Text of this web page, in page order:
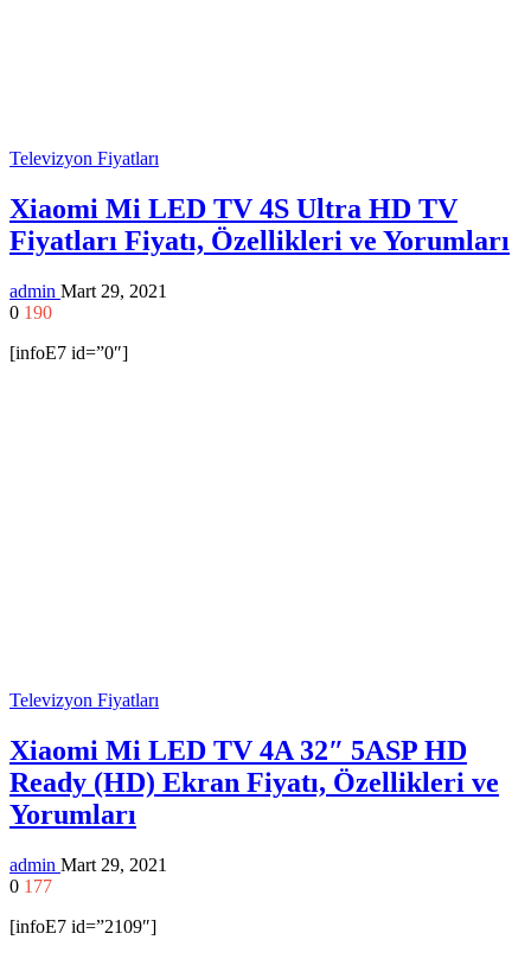
Televizyon Fiyatları
Xiaomi Mi LED TV 4S Ultra HD TV
Fiyatları Fiyatı, Özellikleri ve Yorumları
admin Mart 29, 2021
0 190
[infoE7 id=”0″]
Televizyon Fiyatları
Xiaomi Mi LED TV 4A 32″ 5ASP HD
Ready (HD) Ekran Fiyatı, Özellikleri ve
Yorumları
admin Mart 29, 2021
0 177
[infoE7 id=”2109″]